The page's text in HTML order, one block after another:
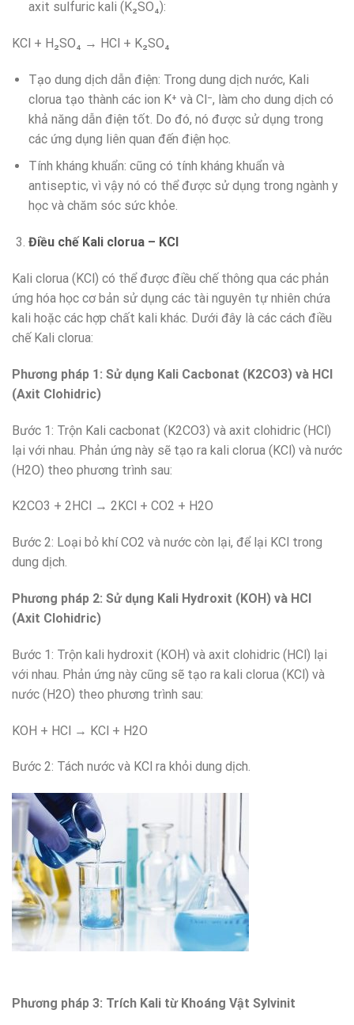
axit sulfuric kali (K₂SO₄):
KCl + H₂SO₄ → HCl + K₂SO₄
Tạo dung dịch dẫn điện: Trong dung dịch nước, Kali
clorua tạo thành các ion K⁺ và Cl⁻, làm cho dung dịch có
khả năng dẫn điện tốt. Do đó, nó được sử dụng trong
các ứng dụng liên quan đến điện học.
Tính kháng khuẩn: cũng có tính kháng khuẩn và
antiseptic, vì vậy nó có thể được sử dụng trong ngành y
học và chăm sóc sức khỏe.
Điều chế Kali clorua – KCl
Kali clorua (KCl) có thể được điều chế thông qua các phản
ứng hóa học cơ bản sử dụng các tài nguyên tự nhiên chứa
kali hoặc các hợp chất kali khác. Dưới đây là các cách điều
chế Kali clorua:
Phương pháp 1: Sử dụng Kali Cacbonat (K2CO3) và HCl
(Axit Clohidric)
Bước 1: Trộn Kali cacbonat (K2CO3) và axit clohidric (HCl)
lại với nhau. Phản ứng này sẽ tạo ra kali clorua (KCl) và nước
(H2O) theo phương trình sau:
K2CO3 + 2HCl → 2KCl + CO2 + H2O
Bước 2: Loại bỏ khí CO2 và nước còn lại, để lại KCl trong
dung dịch.
Phương pháp 2: Sử dụng Kali Hydroxit (KOH) và HCl
(Axit Clohidric)
Bước 1: Trộn kali hydroxit (KOH) và axit clohidric (HCl) lại
với nhau. Phản ứng này cũng sẽ tạo ra kali clorua (KCl) và
nước (H2O) theo phương trình sau:
KOH + HCl → KCl + H2O
Bước 2: Tách nước và KCl ra khỏi dung dịch.
Phương pháp 3: Trích Kali từ Khoáng Vật Sylvinit